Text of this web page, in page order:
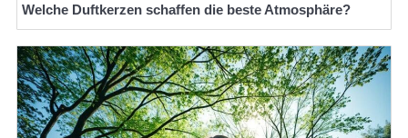
Welche Duftkerzen schaffen die beste Atmosphäre?